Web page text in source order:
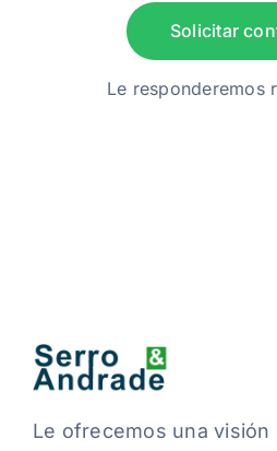
Solicitar
Le responderemos
Le ofrecemos una